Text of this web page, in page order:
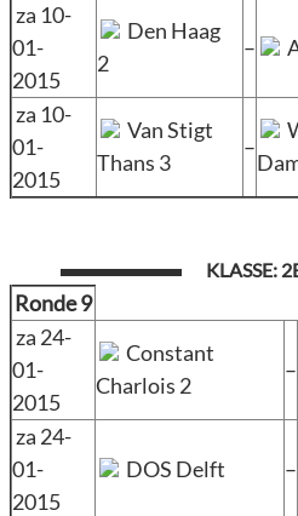
za 10-
01-
2015
Den Haag
2
–
za 10-
01-
2015
Van Stigt
Thans 3
–
KLASSE:
Ronde 9
za 24-
01-
2015
Constant
Charlois 2
–
za 24-
01-
2015
DOS Delft –